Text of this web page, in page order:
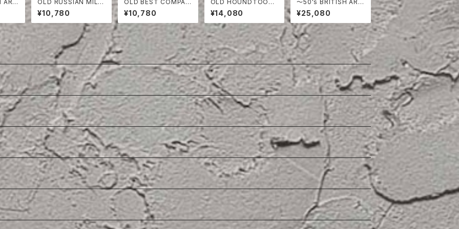
ARM
OLD RUSSIAN MILIT
ARY BORDER CUT-
SEW
¥10,780
OLD BEST COMPAN
Y T- SHIRT
¥10,780
OLD HOUNDTOOT
H TWO TUCK TROU
SERS
¥14,080
〜50's BRITISH ARM
Y COTTON DRILL S
HORTS
¥25,080